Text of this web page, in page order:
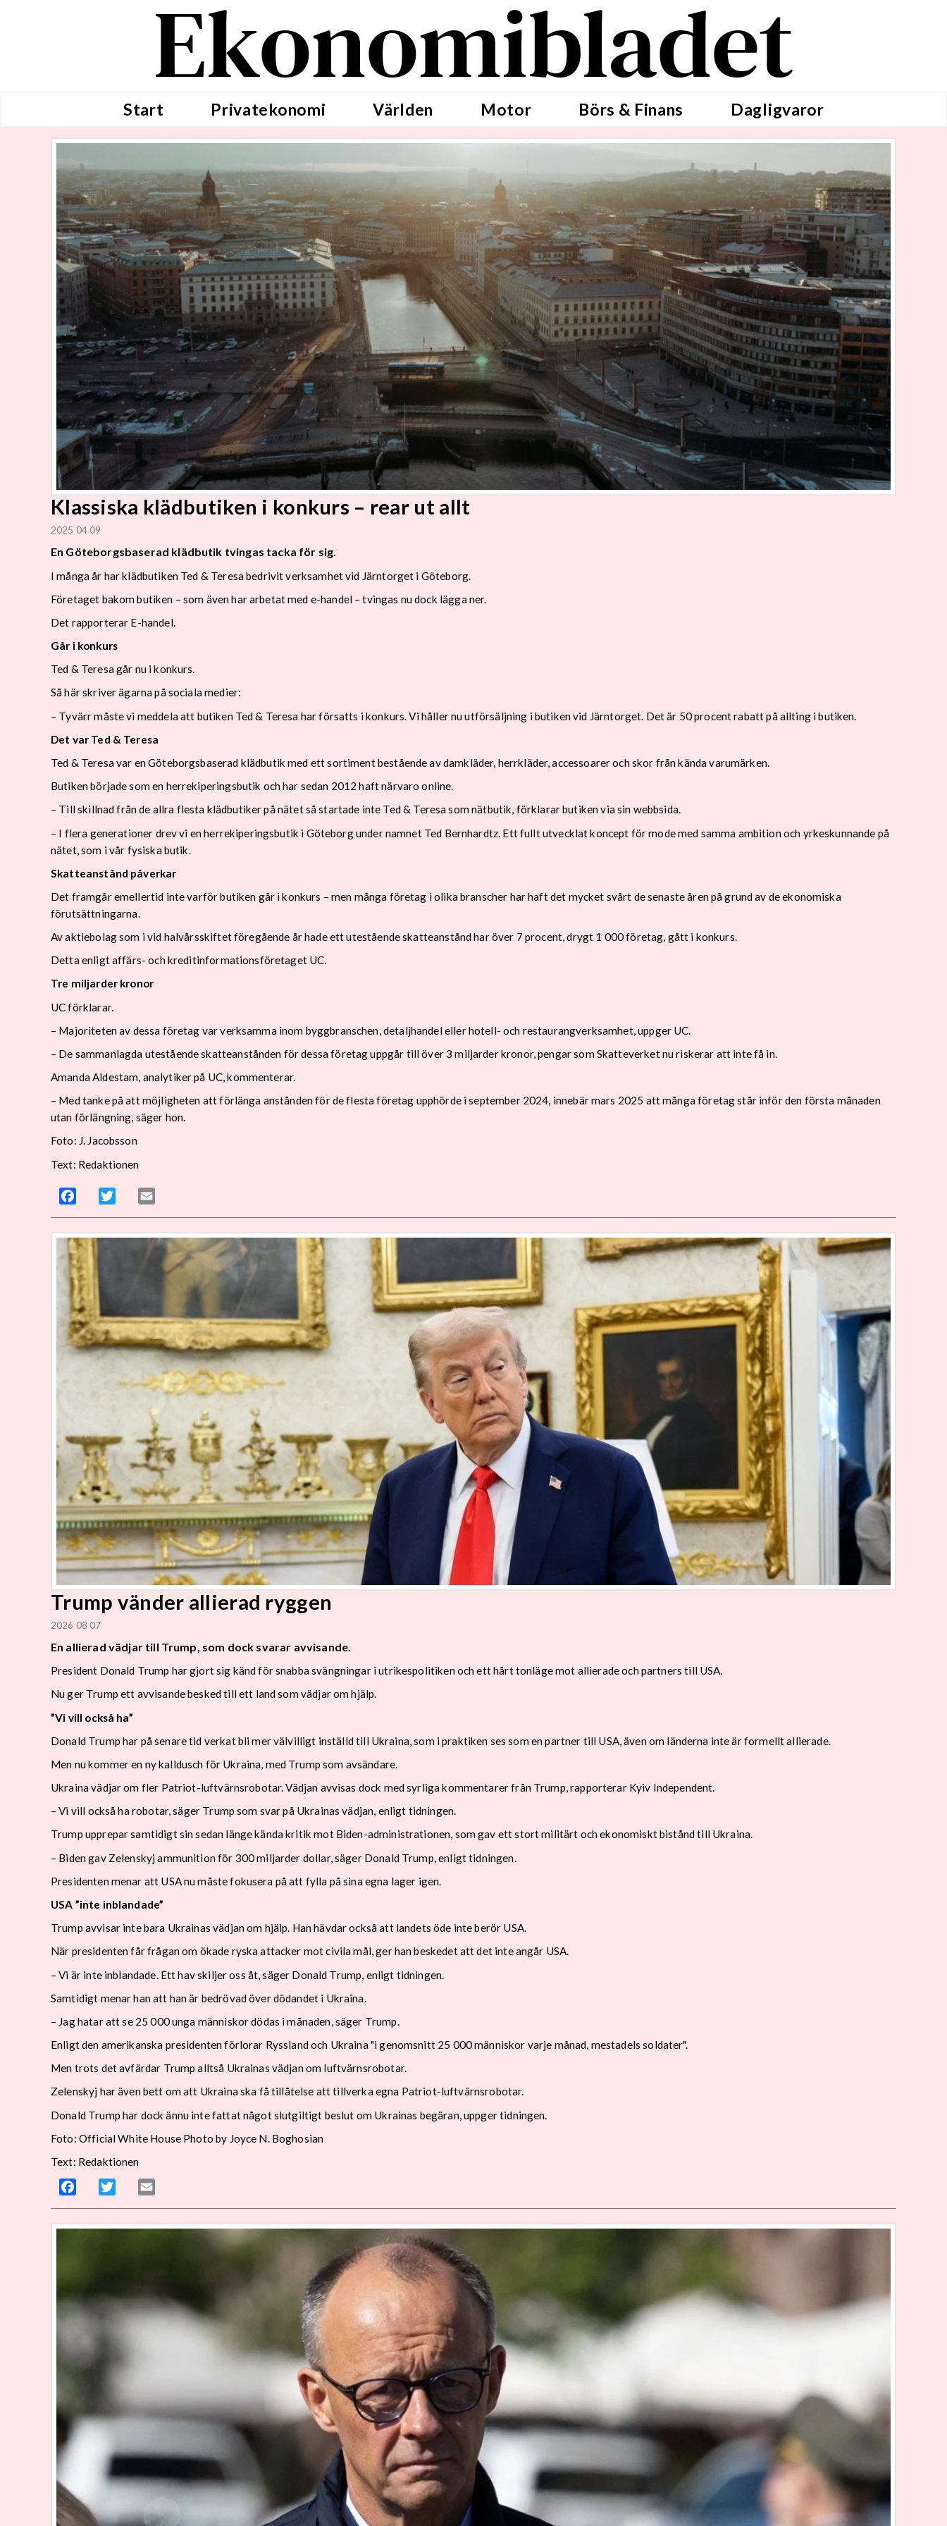
Ekonomibladet
Start Privatekonomi Världen Motor Börs & Finans Dagligvaror
Klassiska klädbutiken i konkurs – rear ut allt
2025 04 09
En Göteborgsbaserad klädbutik tvingas tacka för sig.
I många år har klädbutiken Ted & Teresa bedrivit verksamhet vid Järntorget i Göteborg.
Företaget bakom butiken – som även har arbetat med e-handel – tvingas nu dock lägga ner.
Det rapporterar E-handel.
Går i konkurs
Ted & Teresa går nu i konkurs.
Så här skriver ägarna på sociala medier:
– Tyvärr måste vi meddela att butiken Ted & Teresa har försatts i konkurs. Vi håller nu utförsäljning i butiken vid Järntorget. Det är 50 procent rabatt på allting i butiken.
Det var Ted & Teresa
Ted & Teresa var en Göteborgsbaserad klädbutik med ett sortiment bestående av damkläder, herrkläder, accessoarer och skor från kända varumärken.
Butiken började som en herrekiperingsbutik och har sedan 2012 haft närvaro online.
– Till skillnad från de allra flesta klädbutiker på nätet så startade inte Ted & Teresa som nätbutik, förklarar butiken via sin webbsida.
– I flera generationer drev vi en herrekiperingsbutik i Göteborg under namnet Ted Bernhardtz. Ett fullt utvecklat koncept för mode med samma ambition och yrkeskunnande på
nätet, som i vår fysiska butik.
Skatteanstånd påverkar
Det framgår emellertid inte varför butiken går i konkurs – men många företag i olika branscher har haft det mycket svårt de senaste åren på grund av de ekonomiska
förutsättningarna.
Av aktiebolag som i vid halvårsskiftet föregående år hade ett utestående skatteanstånd har över 7 procent, drygt 1 000 företag, gått i konkurs.
Detta enligt affärs- och kreditinformationsföretaget UC.
Tre miljarder kronor
UC förklarar.
– Majoriteten av dessa företag var verksamma inom byggbranschen, detaljhandel eller hotell- och restaurangverksamhet, uppger UC.
– De sammanlagda utestående skatteanstånden för dessa företag uppgår till över 3 miljarder kronor, pengar som Skatteverket nu riskerar att inte få in.
Amanda Aldestam, analytiker på UC, kommenterar.
– Med tanke på att möjligheten att förlänga anstånden för de flesta företag upphörde i september 2024, innebär mars 2025 att många företag står inför den första månaden
utan förlängning, säger hon.
Foto: J. Jacobsson
Text: Redaktionen
Facebook Twitter
Trump vänder allierad ryggen
2026 08 07
En allierad vädjar till Trump, som dock svarar avvisande.
President Donald Trump har gjort sig känd för snabba svängningar i utrikespolitiken och ett hårt tonläge mot allierade och partners till USA.
Nu ger Trump ett avvisande besked till ett land som vädjar om hjälp.
”Vi vill också ha”
Donald Trump har på senare tid verkat bli mer välvilligt inställd till Ukraina, som i praktiken ses som en partner till USA, även om länderna inte är formellt allierade.
Men nu kommer en ny kalldusch för Ukraina, med Trump som avsändare.
Ukraina vädjar om fler Patriot-luftvärnsrobotar. Vädjan avvisas dock med syrliga kommentarer från Trump, rapporterar Kyiv Independent.
– Vi vill också ha robotar, säger Trump som svar på Ukrainas vädjan, enligt tidningen.
Trump upprepar samtidigt sin sedan länge kända kritik mot Biden-administrationen, som gav ett stort militärt och ekonomiskt bistånd till Ukraina.
– Biden gav Zelenskyj ammunition för 300 miljarder dollar, säger Donald Trump, enligt tidningen.
Presidenten menar att USA nu måste fokusera på att fylla på sina egna lager igen.
USA ”inte inblandade”
Trump avvisar inte bara Ukrainas vädjan om hjälp. Han hävdar också att landets öde inte berör USA.
När presidenten får frågan om ökade ryska attacker mot civila mål, ger han beskedet att det inte angår USA.
– Vi är inte inblandade. Ett hav skiljer oss åt, säger Donald Trump, enligt tidningen.
Samtidigt menar han att han är bedrövad över dödandet i Ukraina.
– Jag hatar att se 25 000 unga människor dödas i månaden, säger Trump.
Enligt den amerikanska presidenten förlorar Ryssland och Ukraina "i genomsnitt 25 000 människor varje månad, mestadels soldater".
Men trots det avfärdar Trump alltså Ukrainas vädjan om luftvärnsrobotar.
Zelenskyj har även bett om att Ukraina ska få tillåtelse att tillverka egna Patriot-luftvärnsrobotar.
Donald Trump har dock ännu inte fattat något slutgiltigt beslut om Ukrainas begäran, uppger tidningen.
Foto: Official White House Photo by Joyce N. Boghosian
Text: Redaktionen
Facebook Twitter